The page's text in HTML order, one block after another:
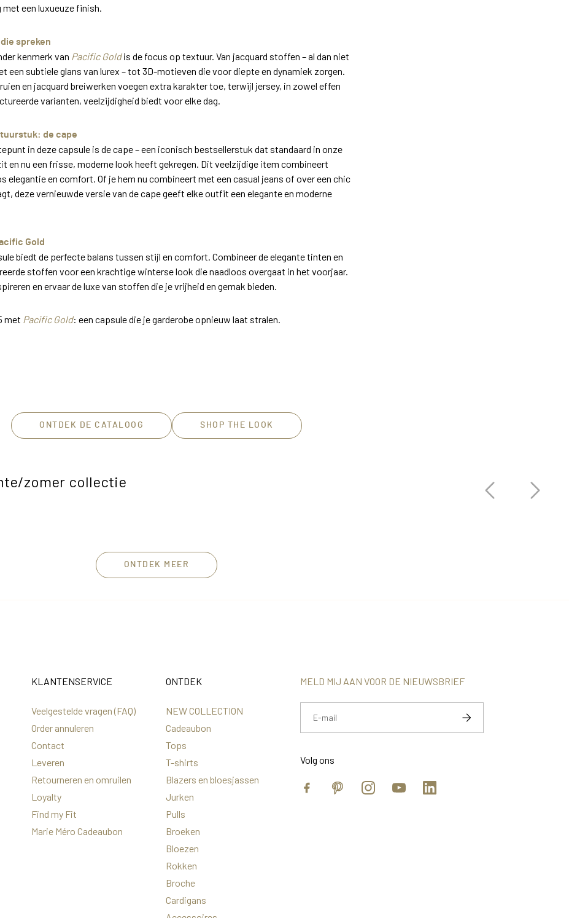
een luxueuze finish.
spreken
kenmerk van Pacific Goldis de focus op textuur. Van jacquard stoffen – al dan niet
een subtiele glans van lurex – tot 3D-motieven die voor diepte en dynamiek zorgen.
en jacquard breiwerken voegen extra karakter toe, terwijl jersey, in zowel effen
varianten, veelzijdigheid biedt voor elke dag.
de cape
in deze capsule is de cape – een iconisch bestsellerstuk dat standaard in onze
en nu een frisse, moderne look heeft gekregen. Dit veelzijdige item combineert
elegantie en comfort. Of je hem nu combineert met een casual jeans of over een chic
deze vernieuwde versie van de cape geeft elke outfit een elegante en moderne
Gold
biedt de perfecte balans tussen stijl en comfort. Combineer de elegante tinten en
stoffen voor een krachtige winterse look die naadloos overgaat in het voorjaar.
en ervaar de luxe van stoffen die je vrijheid en gemak bieden.
met Pacific Gold: een capsule die je garderobe opnieuw laat stralen.
ONTDEK DE CATALOOG SHOP THE LOOK
zomer collectie
ONTDEK MEER
KLANTENSERVICE
Veelgestelde vragen (FAQ)
Order annuleren
Contact
Leveren
Retourneren en omruilen
Loyalty
Find my Fit
Marie Méro Cadeaubon
ONTDEK
NEW COLLECTION
Cadeaubon
Tops
T-shirts
Blazers en bloesjassen
Jurken
Pulls
Broeken
Bloezen
Rokken
Broche
Cardigans
MELD MIJ AAN VOOR DE NIEUWSBRIEF
Volg ons
FacebookPinterestInstagramYouTubehttps://www.linkedin.com/